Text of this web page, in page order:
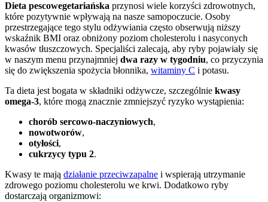
Dieta pescowegetariańska przynosi wiele korzyści zdrowotnych,
które pozytywnie wpływają na nasze samopoczucie. Osoby
przestrzegające tego stylu odżywiania często obserwują niższy
wskaźnik BMI oraz obniżony poziom cholesterolu i nasyconych
kwasów tłuszczowych. Specjaliści zalecają, aby ryby pojawiały się
w naszym menu przynajmniej dwa razy w tygodniu, co przyczynia
się do zwiększenia spożycia błonnika, witaminy C i potasu.
Ta dieta jest bogata w składniki odżywcze, szczególnie kwasy
omega-3, które mogą znacznie zmniejszyć ryzyko wystąpienia:
chorób sercowo-naczyniowych,
nowotworów,
otyłości,
cukrzycy typu 2.
Kwasy te mają działanie przeciwzapalne i wspierają utrzymanie
zdrowego poziomu cholesterolu we krwi. Dodatkowo ryby
dostarczają organizmowi: